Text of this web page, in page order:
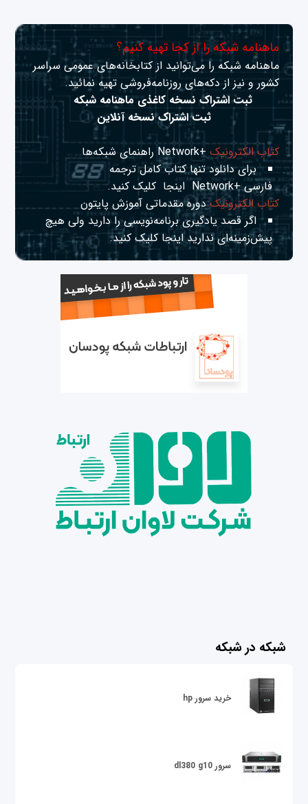
ماهنامه شبکه را از کجا تهیه کنیم؟
ماهنامه شبکه را می‌توانید از کتابخانه‌های عمومی سراسر
کشور و نیز از دکه‌های روزنامه‌فروشی تهیه نمائید.
ثبت اشتراک نسخه کاغذی ماهنامه شبکه
ثبت اشتراک نسخه آنلاین
کتاب الکترونیک+Network راهنمای شبکه‌ها
برای دانلود تنها کتاب کامل ترجمه
فارسی +Network
اینجا کلیک کنید.
کتاب الکترونیکدوره مقدماتی آموزش پایتون
اگر قصد یادگیری برنامه‌نویسی را دارید ولی هیچ
پیش‌زمینه‌ای نداریداینجا کلیک کنید.
شبکه در شبکه
خرید سرور hp
سرور dl380 g10